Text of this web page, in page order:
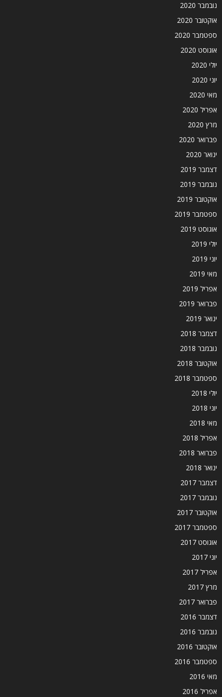
נובמבר 2020
אוקטובר 2020
ספטמבר 2020
אוגוסט 2020
יולי 2020
יוני 2020
מאי 2020
אפריל 2020
מרץ 2020
פברואר 2020
ינואר 2020
דצמבר 2019
נובמבר 2019
אוקטובר 2019
ספטמבר 2019
אוגוסט 2019
יולי 2019
יוני 2019
מאי 2019
אפריל 2019
פברואר 2019
ינואר 2019
דצמבר 2018
נובמבר 2018
אוקטובר 2018
ספטמבר 2018
יולי 2018
יוני 2018
מאי 2018
אפריל 2018
פברואר 2018
ינואר 2018
דצמבר 2017
נובמבר 2017
אוקטובר 2017
ספטמבר 2017
אוגוסט 2017
יוני 2017
אפריל 2017
מרץ 2017
פברואר 2017
דצמבר 2016
נובמבר 2016
אוקטובר 2016
ספטמבר 2016
מאי 2016
אפריל 2016